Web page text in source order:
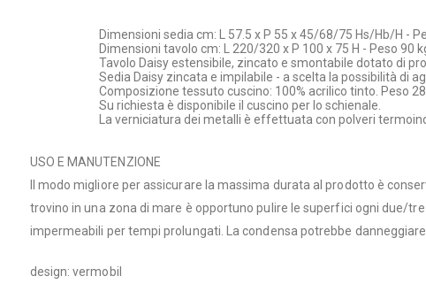
Dimensioni sedia cm: L 57.5 x P 55 x 45/68/75 Hs/Hb/H -
Dimensioni tavolo cm: L 220/320 x P 100 x 75 H - Peso 90
Tavolo Daisy estensibile, zincato e smontabile dotato di
Sedia Daisy zincata e impilabile - a scelta la possibilità di
Composizione tessuto cuscino: 100% acrilico tinto. Peso
Su richiesta è disponibile il cuscino per lo schienale.
La verniciatura dei metalli è effettuata con polveri
USO E MANUTENZIONE
Il modo migliore per assicurare la massima durata al prodotto è
trovino in una zona di mare è opportuno pulire le superfici ogni due/
impermeabili per tempi prolungati. La condensa potrebbe
design: vermobil